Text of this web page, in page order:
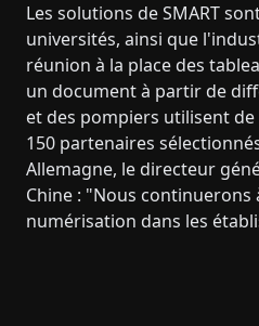
Les solutions de SMART
universités, ainsi que
réunion à la place des
un document à partir de
et des pompiers utilisent
150 partenaires
Allemagne, le directeur
Chine : "Nous
numérisation dans les